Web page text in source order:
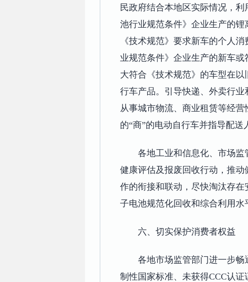
民政府结合本地区实际情况，
池行业规范条件》企业生产的
《技术规范》要求新车的个人
业规范条件》企业生产的新车
大符合《技术规范》的车型在
行车产品。引导快递、外卖行
从事城市物流、商业租赁等经
的“商”的电动自行车并指导配送
各地工业和信息化、市场
健康评估及报废回收行动，推
作的衔接和联动，尽快淘汰存
子电池规范化回收和综合利用水
六、切实保护消费者权益
各地市场监管部门进一步
制性国家标准、未获得CCC认